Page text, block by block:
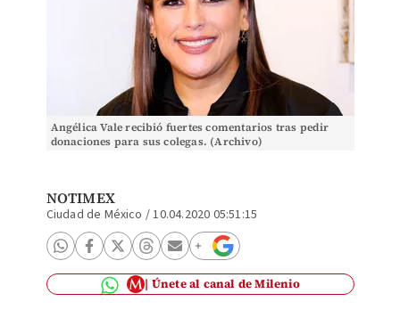
Angélica Vale recibió fuertes comentarios tras pedir
donaciones para sus colegas. (Archivo)
NOTIMEX
Ciudad de México /10.04.2020 05:51:15
Únete al canal de Milenio